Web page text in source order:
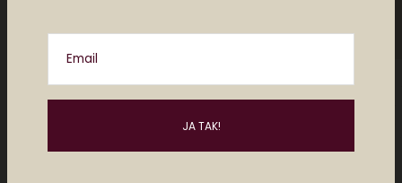
Email
Christiane er direktør for Elektronista Media
digital kultur, digitalt content og forholdet
mellem mennesker og teknologi. Christiane